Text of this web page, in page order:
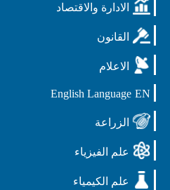
الادارة والاقتصاد
القانون
الاعلام
EN
English Language
الزراعة
علم الفيزياء
علم الكيمياء